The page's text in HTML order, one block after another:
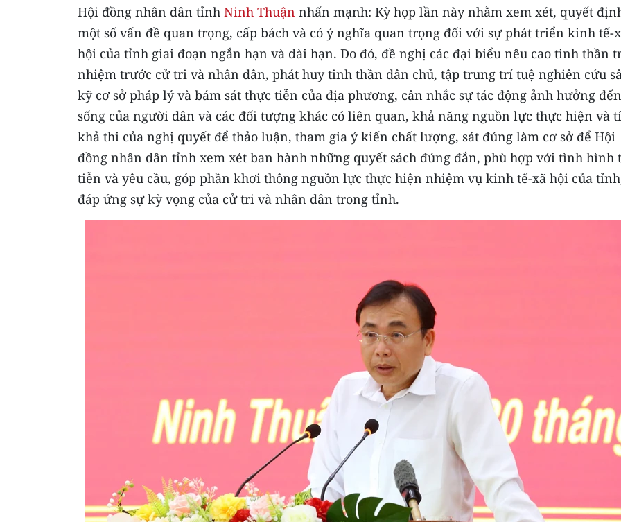
Hội đồng nhân dân tỉnh Ninh Thuận nhấn mạnh: Kỳ họp lần này nhằm xem xét, quyết
một số vấn đề quan trọng, cấp bách và có ý nghĩa quan trọng đối với sự phát triển kinh tế-
hội của tỉnh giai đoạn ngắn hạn và dài hạn. Do đó, đề nghị các đại biểu nêu cao tinh thần
nhiệm trước cử tri và nhân dân, phát huy tinh thần dân chủ, tập trung trí tuệ nghiên cứu
kỹ cơ sở pháp lý và bám sát thực tiễn của địa phương, cân nhắc sự tác động ảnh hưởng
sống của người dân và các đối tượng khác có liên quan, khả năng nguồn lực thực hiện và
khả thi của nghị quyết để thảo luận, tham gia ý kiến chất lượng, sát đúng làm cơ sở để Hội
đồng nhân dân tỉnh xem xét ban hành những quyết sách đúng đắn, phù hợp với tình hình
tiễn và yêu cầu, góp phần khơi thông nguồn lực thực hiện nhiệm vụ kinh tế-xã hội của
đáp ứng sự kỳ vọng của cử tri và nhân dân trong tỉnh.